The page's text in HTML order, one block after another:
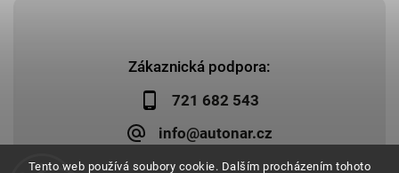
Tento web používá soubory cookie. Dalším procházením tohoto
Zákaznická podpora:
721 682 543
info@autonar.cz